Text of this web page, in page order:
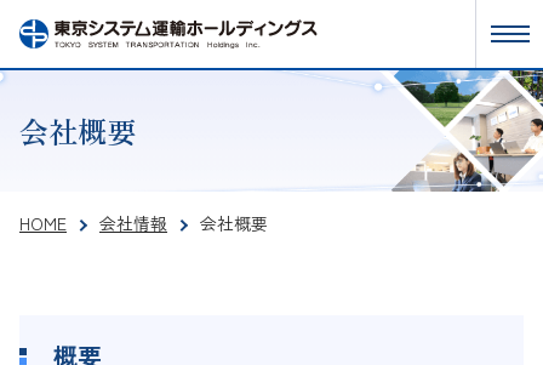
会社概要
HOME 会社情報 会社概要
概要